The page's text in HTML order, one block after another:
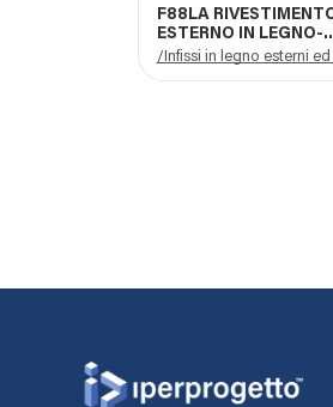
F88LA
ESTERNO IN LEGNO-
ALLUMINIO
/Infissi in legno esterni ed